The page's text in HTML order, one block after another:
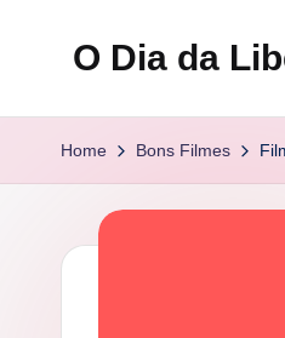
O Dia da
Home Bons Filmes